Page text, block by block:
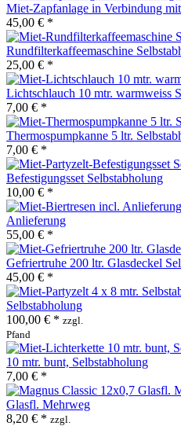
Miet-Zapfanlage in Verbindung
45,00 € *
Rundfilterkaffeemaschine
25,00 € *
Lichtschlauch 10 mtr. warmweiss
7,00 € *
Thermospumpkanne 5 ltr.
7,00 € *
Befestigungsset Selbstabholung
10,00 € *
Anlieferung
55,00 € *
Gefriertruhe 200 ltr. Glasdeckel
45,00 € *
Selbstabholung
100,00 € * zzgl.
Pfand
10 mtr. bunt, Selbstabholung
7,00 € *
Glasfl. Mehrweg
8,20 € * zzgl.